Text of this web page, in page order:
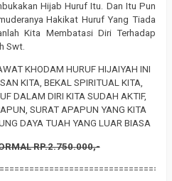
Hijab Huruf Itu. Dan Itu Pun
Hakikat Huruf Yang Tiada
Kita Membatasi Diri Terhadap
Swt.
KHODAM HURUF HIJAIYAH INI
KITA, BEKAL SPIRITUAL KITA,
DALAM DIRI KITA SUDAH AKTIF,
SURAT APAPUN YANG KITA
DAYA TUAH YANG LUAR BIASA
RP.2.750.000,-